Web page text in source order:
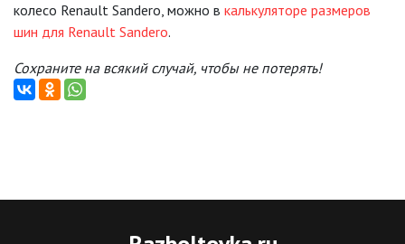
колесо Renault Sandero, можно в калькуляторе размеров
шин для Renault Sandero.
Сохраните на всякий случай, чтобы не потерять!